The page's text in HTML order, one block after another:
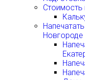
Стоимость
Новгороде